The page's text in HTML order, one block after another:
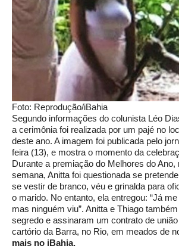
Foto: Reprodução/iBahia
Segundo informações do colunista Léo
a cerimônia foi realizada por um pajé no
deste ano. A imagem foi publicada pelo
feira (13), e mostra o momento da
Durante a premiação do Melhores do Ano,
semana, Anitta foi questionada se
se vestir de branco, véu e grinalda para
o marido. No entanto, ela entregou: “Já
mas ninguém viu”. Anitta e Thiago
segredo e assinaram um contrato de
cartório da Barra, no Rio, em meados de
mais no iBahia.